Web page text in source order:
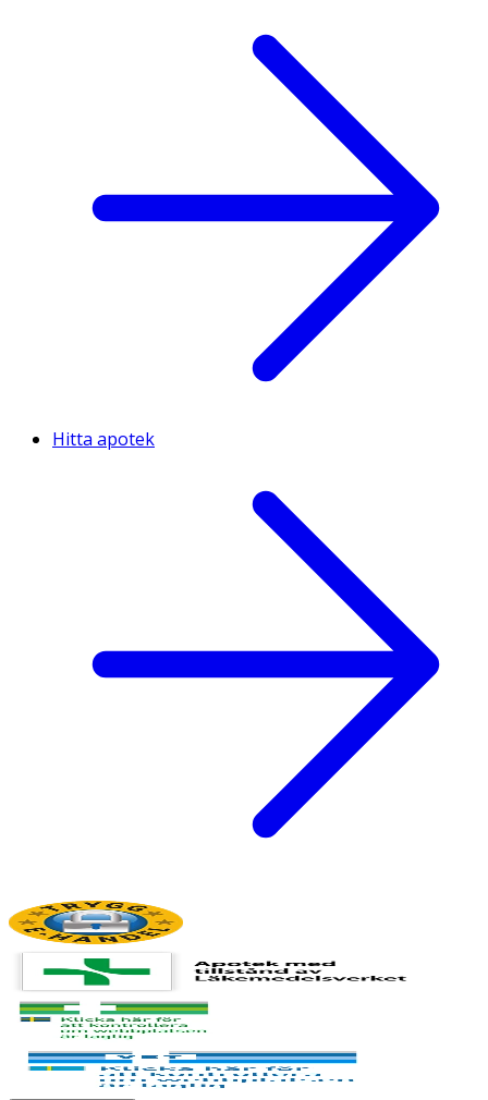
Hitta apotek